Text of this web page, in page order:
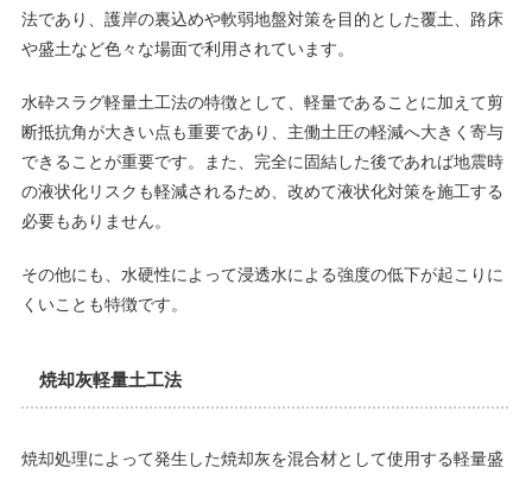
法であり、護岸の裏込めや軟弱地盤対策を目的とした覆土、路床
や盛土など色々な場面で利用されています。
水砕スラグ軽量土工法の特徴として、軽量であることに加えて剪
断抵抗角が大きい点も重要であり、主働土圧の軽減へ大きく寄与
できることが重要です。また、完全に固結した後であれば地震時
の液状化リスクも軽減されるため、改めて液状化対策を施工する
必要もありません。
その他にも、水硬性によって浸透水による強度の低下が起こりに
くいことも特徴です。
焼却灰軽量土工法
焼却処理によって発生した焼却灰を混合材として使用する軽量盛